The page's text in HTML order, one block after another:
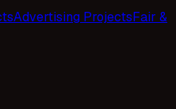
Advertising ProjectsFair &